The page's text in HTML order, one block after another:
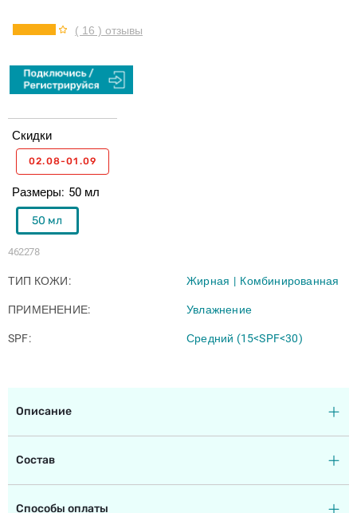
( 16 ) отзывы
462278
Размеры 50 мл
50 мл
Скидки
02.08-01.09
ТИП КОЖИ Жирная Комбинированная
ПРИМЕНЕНИЕ Увлажнение
SPF Средний (15<SPF<30)
Описание
Состав
Способы оплаты